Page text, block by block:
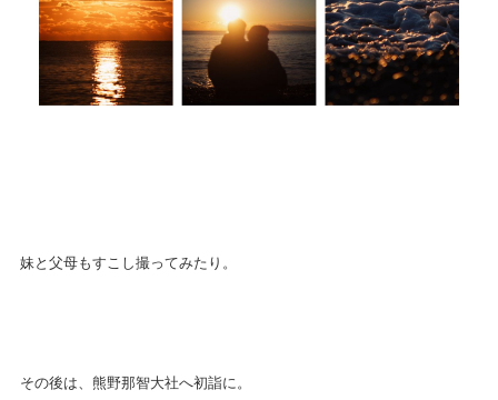
妹と父母もすこし撮ってみたり。
その後は、熊野那智大社へ初詣に。